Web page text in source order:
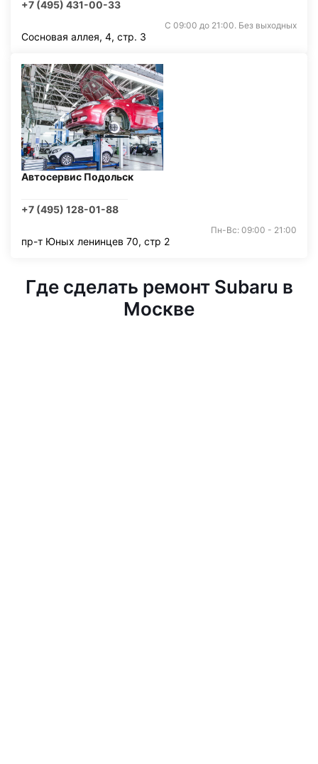
+7 (495) 431-00-33
С 09:00 до 21:00. Без выходных
Сосновая аллея, 4, стр. 3
Автосервис Подольск
+7 (495) 128-01-88
Пн-Вс: 09:00 - 21:00
пр-т Юных ленинцев 70, стр 2
Где сделать ремонт Subaru в
Москве